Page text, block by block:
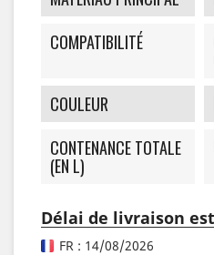
COMPATIBILITÉ
COULEUR
CONTENANCE TOTALE
(EN L)
Délai de livraison
FR : 14/08/2026